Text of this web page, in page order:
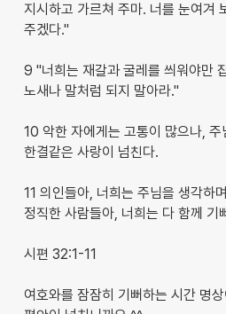
지시하고 가르쳐 주마. 너를 눈여겨
주겠다."
9 "너희는 재갈과 굴레를 씌워야만
노새나 말처럼 되지 말아라."
10 악한 자에게는 고통이 많으나,
한결같은 사랑이 넘친다.
11 의인들아, 너희는 주님을 생각하
정직한 사람들아, 너희는 다 함께 기
시편 32:1-11
여호와를 잠잠히 기뻐하는 시간 명